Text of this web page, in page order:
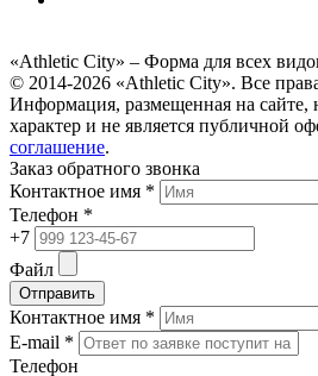
«Athletic City» – Форма для всех
© 2014-2026 «Athletic City». Все
Информация, размещенная на
характер и не является публичной
соглашение.
Заказ обратного звонка
Контактное имя *
Телефон *
+7
Файл
Отправить
Контактное имя *
E-mail *
Телефон